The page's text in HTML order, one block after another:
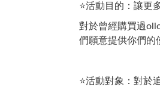
⭐活動目的：讓更
對於曾經購買過
們願意提供你們的
⭐活動對象：對於